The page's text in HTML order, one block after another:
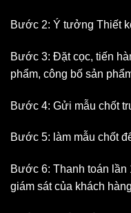
Bước 2: Ý tưởng Thiết
Bước 3: Đặt cọc, tiến
phẩm, công bố sản
Bước 4: Gửi mẫu chốt
Bước 5: làm mẫu chốt
Bước 6: Thanh toán
giám sát của khách hàng